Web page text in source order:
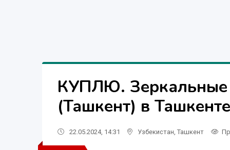
КУПЛЮ. Зеркальные
(Ташкент) в Ташкенте
22.05.2024, 14:31 Узбекистан Ташкент